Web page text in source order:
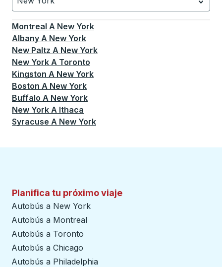
Currently selected: New York.La selección está
Montreal A New York
Albany A New York
New Paltz A New York
New York A Toronto
Kingston A New York
Boston A New York
Buffalo A New York
New York A Ithaca
Syracuse A New York
Planifica tu próximo viaje
Autobús a New York
Autobús a Montreal
Autobús a Toronto
Autobús a Chicago
Autobús a Philadelphia